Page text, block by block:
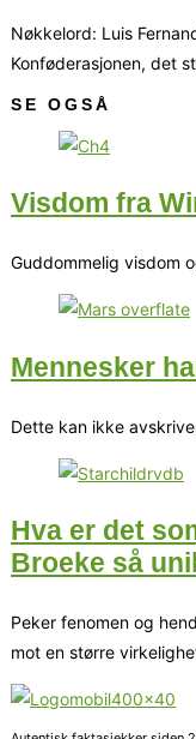
Nøkkelord: Luis
Konføderasjonen, det
SE OGSÅ
Visdom fra
Guddommelig visdom
Mennesker
Dette kan ikke
Hva er det
Broeke så
Peker fenomen og
mot en større